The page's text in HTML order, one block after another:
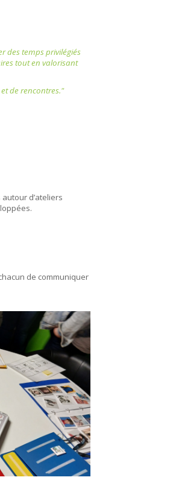
des temps privilégiés
tout en valorisant
de rencontres."
d’ateliers
de communiquer